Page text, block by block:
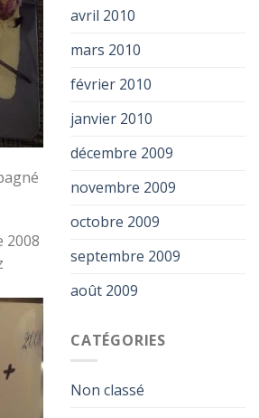
2008
avril 2010
mars 2010
février 2010
janvier 2010
décembre 2009
novembre 2009
octobre 2009
septembre 2009
août 2009
CATÉGORIES
Non classé